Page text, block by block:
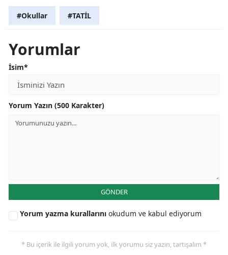
#Okullar #TATİL
Yorumlar
İsim*
Yorum Yazın (500 Karakter)
GÖNDER
Yorum yazma kurallarını okudum ve kabul ediyorum
* Bu içerik ile ilgili yorum yok, ilk yorumu siz yazın, tartışalım *